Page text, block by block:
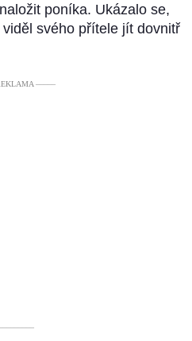
poníka. Ukázalo se,
svého přítele jít dovnitř
–––––